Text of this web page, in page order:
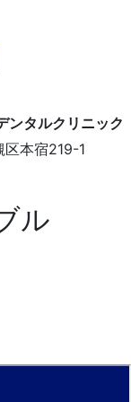
区本宿219-1
ル